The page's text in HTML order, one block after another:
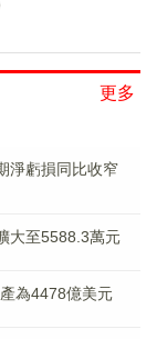
更多
淨虧損同比收窄
大至5588.3萬元
為4478億美元